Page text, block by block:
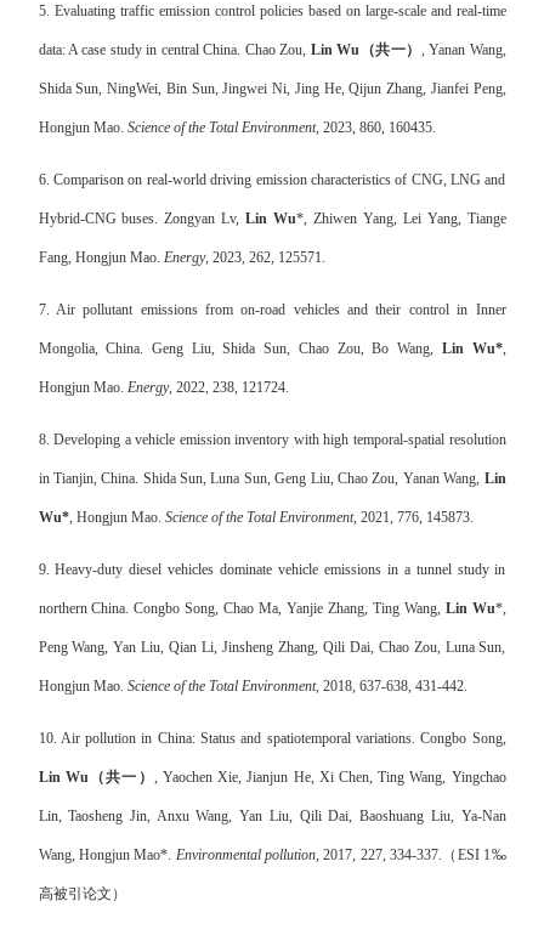
5. Evaluating traffic emission control policies based on large-scale and real-time
data: A case study in central China. Chao Zou, Lin Wu （共一） , Yanan Wang,
Shida Sun, NingWei, Bin Sun, Jingwei Ni, Jing He, Qijun Zhang, Jianfei Peng,
Hongjun Mao. Science of the Total Environment, 2023, 860, 160435.
6. Comparison on real-world driving emission characteristics of CNG, LNG and
Hybrid-CNG buses. Zongyan Lv,Lin Wu*, Zhiwen Yang, Lei Yang, Tiange
Fang, Hongjun Mao. Energy, 2023, 262, 125571.
7. Air pollutant emissions from on-road vehicles and their control in Inner
Mongolia, China. Geng Liu, Shida Sun, Chao Zou, Bo Wang, Lin Wu*,
Hongjun Mao. Energy, 2022, 238, 121724.
8. Developing a vehicle emission inventory with high temporal-spatial resolution
in Tianjin, China. Shida Sun, Luna Sun, Geng Liu, Chao Zou, Yanan Wang, Lin
Wu*, Hongjun Mao. Science of the Total Environment, 2021, 776, 145873.
9. Heavy-duty diesel vehicles dominate vehicle emissions in a tunnel study in
northern China. Congbo Song, Chao Ma, Yanjie Zhang, Ting Wang, Lin Wu*,
Peng Wang, Yan Liu, Qian Li, Jinsheng Zhang, Qili Dai, Chao Zou, Luna Sun,
Hongjun Mao. Science of the Total Environment, 2018, 637-638, 431-442.
10. Air pollution in China: Status and spatiotemporal variations. Congbo Song,
Lin Wu（共一） , Yaochen Xie, Jianjun He, Xi Chen, Ting Wang, Yingchao
Lin, Taosheng Jin, Anxu Wang, Yan Liu, Qili Dai, Baoshuang Liu, Ya-Nan
Wang, Hongjun Mao*. Environmental pollution, 2017, 227, 334-337. （ ESI 1‰
高被引论文）